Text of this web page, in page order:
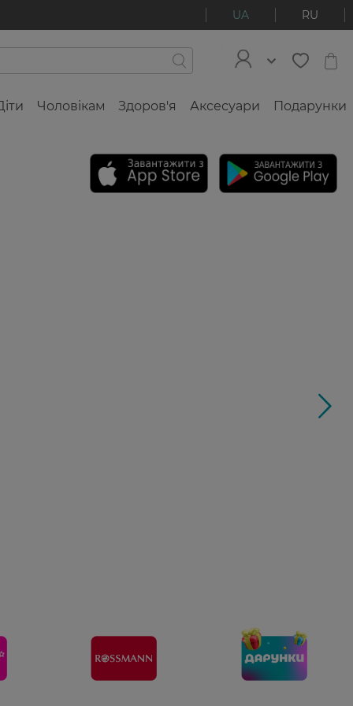
UA RU
Чоловікам Здоров'я Аксесуари Подарунки